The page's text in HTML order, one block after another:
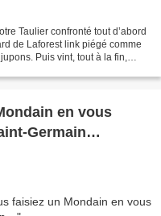
Taulier confronté tout d’abord
de Laforest link piégé comme
Puis vint, tout à la fin,
en vous
Germain…